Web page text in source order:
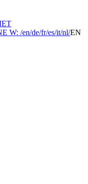
W: /en/de/fr/es/it/nl/EN